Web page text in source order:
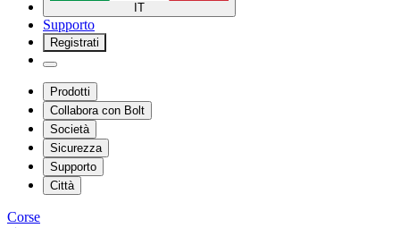
IT
Supporto
Registrati
Prodotti
Collabora con Bolt
Società
Sicurezza
Supporto
Città
Corse